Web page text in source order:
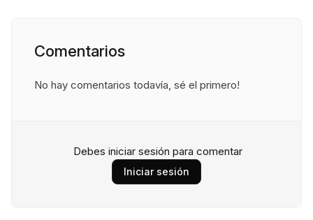
Comentarios
No hay comentarios todavía, sé el primero!
Debes iniciar sesión para comentar
Iniciar sesión